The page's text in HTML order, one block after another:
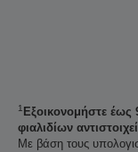
1 Εξοικονομήστε
φιαλιδίων
Με βάση τους